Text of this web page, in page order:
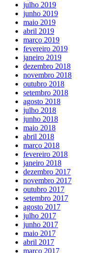
julho 2019
junho 2019
maio 2019
abril 2019
março 2019
fevereiro 2019
janeiro 2019
dezembro 2018
novembro 2018
outubro 2018
setembro 2018
agosto 2018
julho 2018
junho 2018
maio 2018
abril 2018
março 2018
fevereiro 2018
janeiro 2018
dezembro 2017
novembro 2017
outubro 2017
setembro 2017
agosto 2017
julho 2017
junho 2017
maio 2017
abril 2017
março 2017